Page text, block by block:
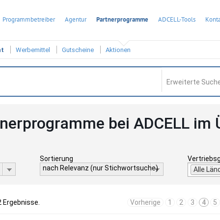
Programmbetreiber Agentur Partnerprogramme ADCELL-Tools
Werbemittel Gutscheine Aktionen
Erweiterte
bei ADCELL im
Sortierung
nach Relevanz (nur Stichwortsuche)
Alle
Ergebnisse. Vorherige 1 2 3 4 5